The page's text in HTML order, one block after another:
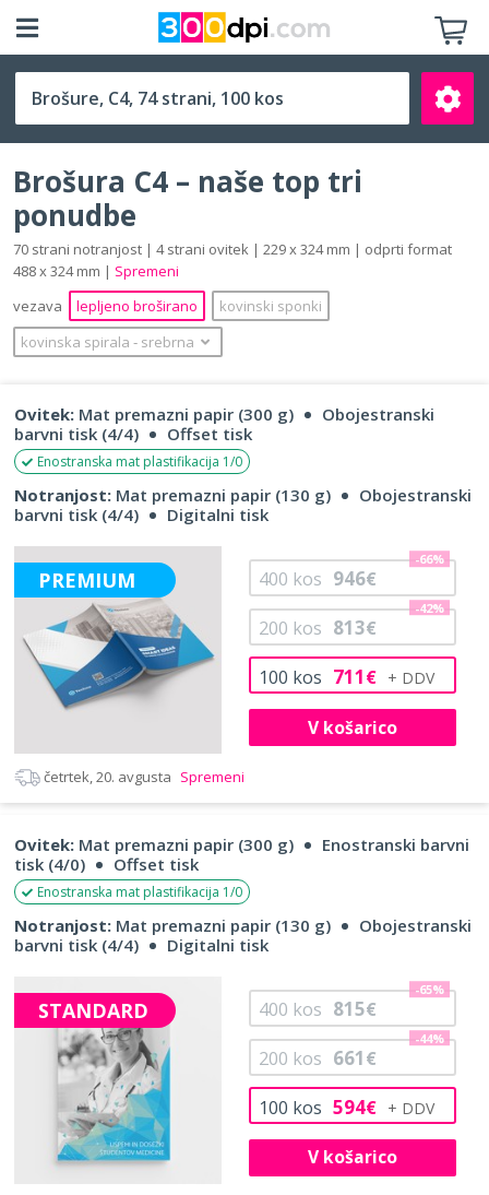
C4 (229 x 324 mm)
Išči
Brošura C4 – naše top tri
ponudbe
70 strani notranjost | 4 strani ovitek | 229 x 324 mm | odprti format
488 x 324 mm | Spremeni
vezava
lepljeno broširano
kovinski sponki
kovinska spirala ‐ srebrna
Ovitek: Mat premazni papir (300 g)
Obojestranski
barvni tisk (4/4)
Offset tisk
Enostranska mat plastifikacija 1/0
Notranjost: Mat premazni papir (130 g)
Obojestranski
barvni tisk (4/4)
Digitalni tisk
PREMIUM
100 kos 711€
200 kos 813€
-42%
400 kos 946€
-66%
V košarico
četrtek, 20. avgusta Spremeni
Ovitek: Mat premazni papir (300 g)
Enostranski barvni
tisk (4/0)
Offset tisk
Enostranska mat plastifikacija 1/0
Notranjost: Mat premazni papir (130 g)
Obojestranski
barvni tisk (4/4)
Digitalni tisk
STANDARD
100 kos 594€
200 kos 661€
-44%
400 kos 815€
-65%
V košarico